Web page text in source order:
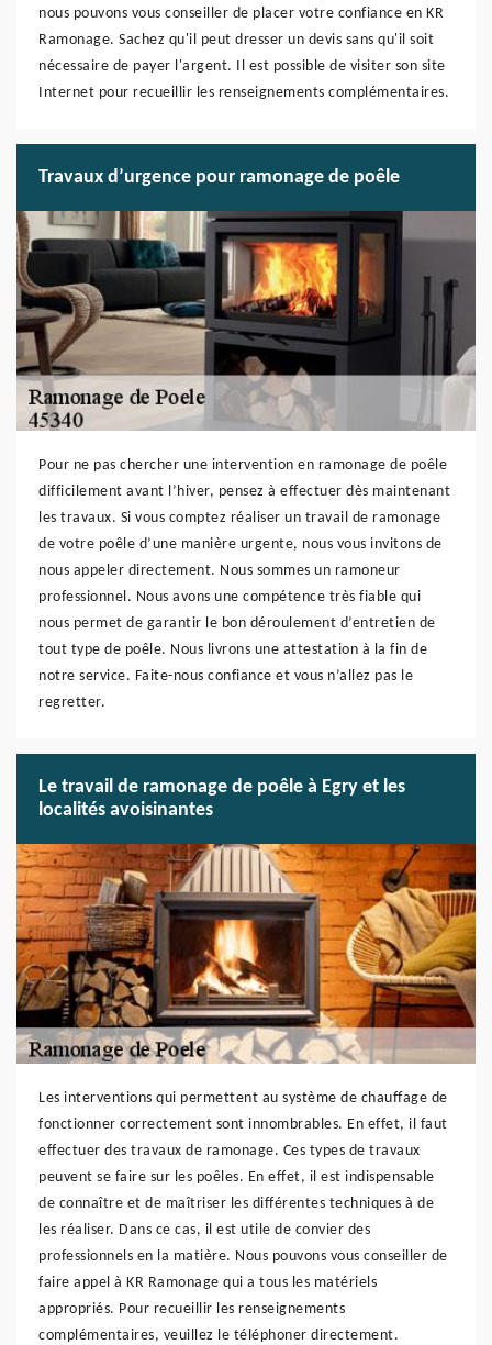
nous pouvons vous conseiller de placer votre confiance en KR
Ramonage. Sachez qu'il peut dresser un devis sans qu'il soit
nécessaire de payer l'argent. Il est possible de visiter son site
Internet pour recueillir les renseignements complémentaires.
Travaux d’urgence pour ramonage de poêle
Pour ne pas chercher une intervention en ramonage de poêle
difficilement avant l’hiver, pensez à effectuer dès maintenant
les travaux. Si vous comptez réaliser un travail de ramonage
de votre poêle d’une manière urgente, nous vous invitons de
nous appeler directement. Nous sommes un ramoneur
professionnel. Nous avons une compétence très fiable qui
nous permet de garantir le bon déroulement d’entretien de
tout type de poêle. Nous livrons une attestation à la fin de
notre service. Faite-nous confiance et vous n’allez pas le
regretter.
Le travail de ramonage de poêle à Egry et les
localités avoisinantes
Les interventions qui permettent au système de chauffage de
fonctionner correctement sont innombrables. En effet, il faut
effectuer des travaux de ramonage. Ces types de travaux
peuvent se faire sur les poêles. En effet, il est indispensable
de connaître et de maîtriser les différentes techniques à de
les réaliser. Dans ce cas, il est utile de convier des
professionnels en la matière. Nous pouvons vous conseiller de
faire appel à KR Ramonage qui a tous les matériels
appropriés. Pour recueillir les renseignements
complémentaires, veuillez le téléphoner directement.